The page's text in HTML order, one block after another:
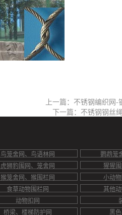
上一篇：不锈钢编织网
下一篇：不锈钢钢丝
鸟笼舍网、鸟语林网
鹦鹉笼
虎狮豹围网、笼舍网
猩猩
猴笼舍网、猴围栏网
小动
食草动物围栏网
其他
动物扣网
桥梁、楼梯防护网
黑